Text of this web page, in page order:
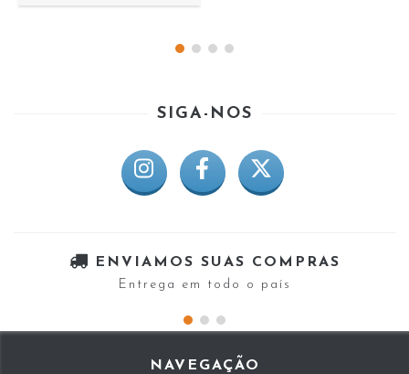
SIGA-NOS
ENVIAMOS SUAS COMPRAS
Entrega em todo o país
NAVEGAÇÃO